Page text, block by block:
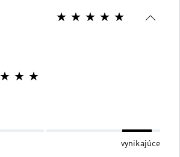
vynikajúce